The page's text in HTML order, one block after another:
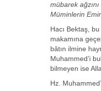
mübarek
Müminlerin
Hacı Bektaş,
makamına
bâtın ilmine
Muhammed’i
bilmeyen ise
Hz.